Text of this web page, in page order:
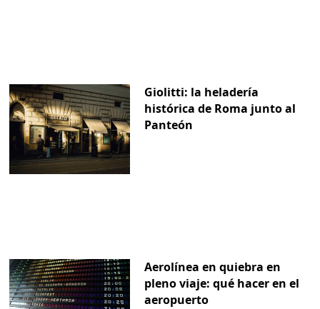
Giolitti: la heladería
histórica de Roma junto al
Panteón
Aerolínea en quiebra en
pleno viaje: qué hacer en el
aeropuerto